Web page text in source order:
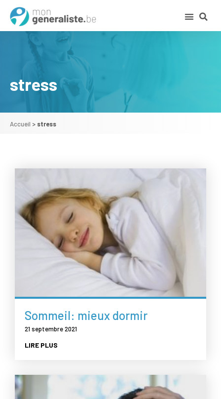
stress
Accueil > stress
Sommeil: mieux dormir
21 septembre 2021
LIRE PLUS